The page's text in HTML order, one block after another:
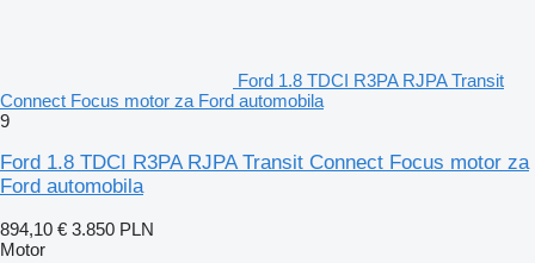
Ford 1.8 TDCI R3PA RJPA Transit
Connect Focus motor za Ford automobila
9
Ford 1.8 TDCI R3PA RJPA Transit Connect Focus motor za
Ford automobila
894,10 € 3.850 PLN
Motor